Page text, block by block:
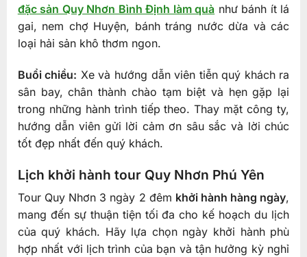
đặc sản Quy Nhơn Bình Định làm quà như bánh ít lá
gai, nem chợ Huyện, bánh tráng nước dừa và các
loại hải sản khô thơm ngon.
Buổi chiều: Xe và hướng dẫn viên tiễn quý khách ra
sân bay, chân thành chào tạm biệt và hẹn gặp lại
trong những hành trình tiếp theo. Thay mặt công ty,
hướng dẫn viên gửi lời cảm ơn sâu sắc và lời chúc
tốt đẹp nhất đến quý khách.
Lịch khởi hành tour Quy Nhơn Phú Yên
Tour Quy Nhơn 3 ngày 2 đêm khởi hành hàng ngày,
mang đến sự thuận tiện tối đa cho kế hoạch du lịch
của quý khách. Hãy lựa chọn ngày khởi hành phù
hợp nhất với lịch trình của bạn và tận hưởng kỳ nghỉ